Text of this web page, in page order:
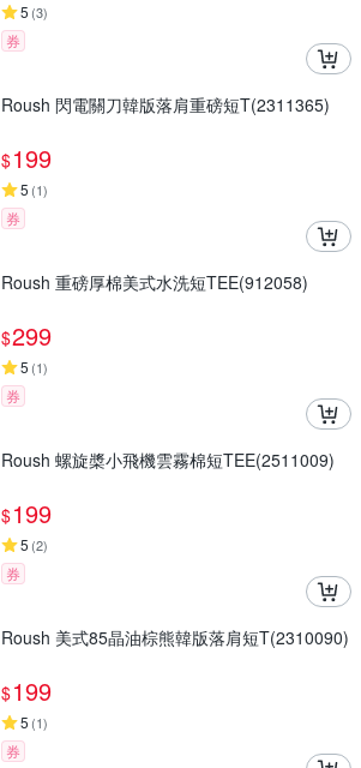
5 (3)
券
Roush 閃電關刀韓版落肩重磅短T(2311365)
$199
5 (1)
券
Roush 重磅厚棉美式水洗短TEE(912058)
$299
5 (1)
券
Roush 螺旋槳小飛機雲霧棉短TEE(2511009)
$199
5 (2)
券
Roush 美式85晶油棕熊韓版落肩短T(2310090)
$199
5 (1)
券